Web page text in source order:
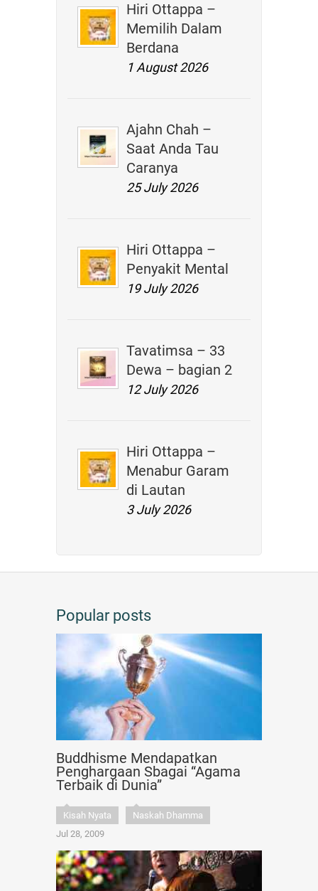
Hiri Ottappa –
Memilih Dalam
Berdana
1 August 2026
Ajahn Chah –
Saat Anda Tau
Caranya
25 July 2026
Hiri Ottappa –
Penyakit Mental
19 July 2026
Tavatimsa – 33
Dewa – bagian 2
12 July 2026
Hiri Ottappa –
Menabur Garam
di Lautan
3 July 2026
Popular posts
Buddhisme Mendapatkan
Penghargaan Sbagai “Agama
Terbaik di Dunia”
Kisah Nyata
Naskah Dhamma
Jul 28, 2009